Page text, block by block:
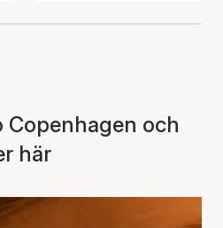
Copenhagen och
här